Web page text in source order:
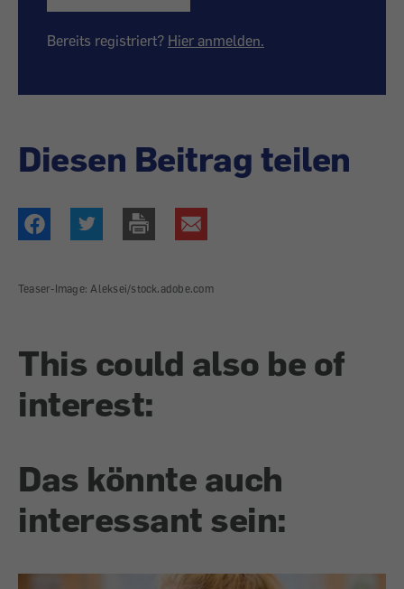
Bereits registriert? Hier anmelden.
Diesen Beitrag teilen
Teaser-Image: Aleksei/stock.adobe.com
This could also be of
interest:
Das könnte auch
interessant sein: